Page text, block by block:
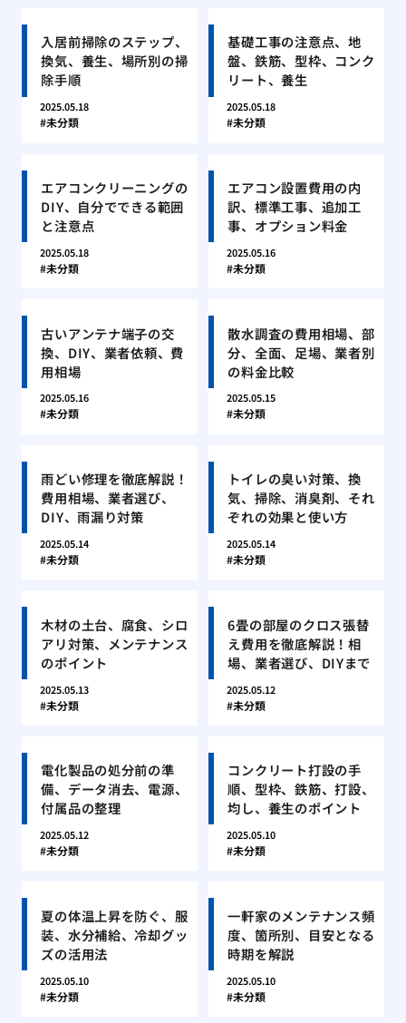
入居前掃除のステップ、
換気、養生、場所別の掃
除手順
2025.05.18
未分類
基礎工事の注意点、地
盤、鉄筋、型枠、コンク
リート、養生
2025.05.18
未分類
エアコンクリーニングの
DIY、自分でできる範囲
と注意点
2025.05.18
未分類
エアコン設置費用の内
訳、標準工事、追加工
事、オプション料金
2025.05.16
未分類
古いアンテナ端子の交
換、DIY、業者依頼、費
用相場
2025.05.16
未分類
散水調査の費用相場、部
分、全面、足場、業者別
の料金比較
2025.05.15
未分類
雨どい修理を徹底解説！
費用相場、業者選び、
DIY、雨漏り対策
2025.05.14
未分類
トイレの臭い対策、換
気、掃除、消臭剤、それ
ぞれの効果と使い方
2025.05.14
未分類
木材の土台、腐食、シロ
アリ対策、メンテナンス
のポイント
2025.05.13
未分類
6畳の部屋のクロス張替
え費用を徹底解説！相
場、業者選び、DIYまで
2025.05.12
未分類
電化製品の処分前の準
備、データ消去、電源、
付属品の整理
2025.05.12
未分類
コンクリート打設の手
順、型枠、鉄筋、打設、
均し、養生のポイント
2025.05.10
未分類
夏の体温上昇を防ぐ、服
装、水分補給、冷却グッ
ズの活用法
2025.05.10
未分類
一軒家のメンテナンス頻
度、箇所別、目安となる
時期を解説
2025.05.10
未分類